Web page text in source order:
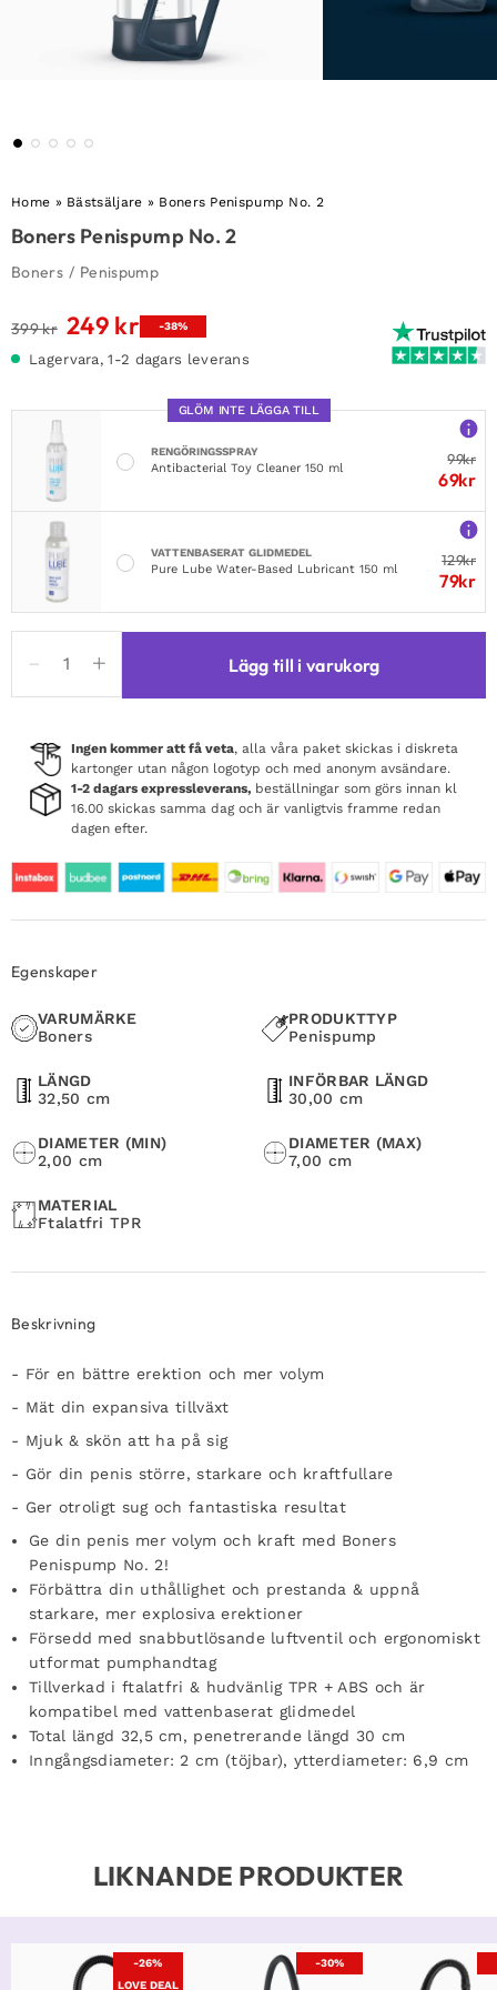
Home » Bästsäljare » Boners Penispump No. 2
Boners Penispump No. 2
Boners / Penispump
399kr Det
priset
249 krDet
priset
249 kr.
-38%
Lagervara, 1-2 dagars leverans
GLÖM INTE LÄGGA TILL
RENGÖRINGSSPRAY
Antibacterial Toy Cleaner 150 ml
99kr
69kr
VATTENBASERAT GLIDMEDEL
Pure Lube Water-Based Lubricant 150 ml
129kr
79kr
Penispump
No.
mängd
Lägg till i varukorg
Ingen kommer att få veta, alla våra paket skickas i diskreta
kartonger utan någon logotyp och med anonym avsändare.
1-2 dagars expressleverans, beställningar som görs innan kl
16.00 skickas samma dag och är vanligtvis framme redan
dagen efter.
Egenskaper
VARUMÄRKE
Boners
PRODUKTTYP
Penispump
LÄNGD
32,50 cm
INFÖRBAR LÄNGD
30,00 cm
DIAMETER (MIN)
2,00 cm
DIAMETER (MAX)
7,00 cm
MATERIAL
Ftalatfri TPR
Beskrivning
- För en bättre erektion och mer volym
- Mät din expansiva tillväxt
- Mjuk & skön att ha på sig
- Gör din penis större, starkare och kraftfullare
- Ger otroligt sug och fantastiska resultat
Ge din penis mer volym och kraft med Boners
Penispump No. 2!
Förbättra din uthållighet och prestanda & uppnå
starkare, mer explosiva erektioner
Försedd med snabbutlösande luftventil och ergonomiskt
utformat pumphandtag
Tillverkad i ftalatfri & hudvänlig TPR + ABS och är
kompatibel med vattenbaserat glidmedel
Total längd 32,5 cm, penetrerande längd 30 cm
Inngångsdiameter: 2 cm (töjbar), ytterdiameter: 6,9 cm
LIKNANDE PRODUKTER
-26%
LOVE DEAL
-30%